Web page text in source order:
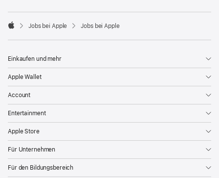

Jobs bei Apple Jobs bei Apple
Einkaufen und mehr
Apple Wallet
Account
Entertainment
Apple Store
Für Unternehmen
Für den Bildungsbereich